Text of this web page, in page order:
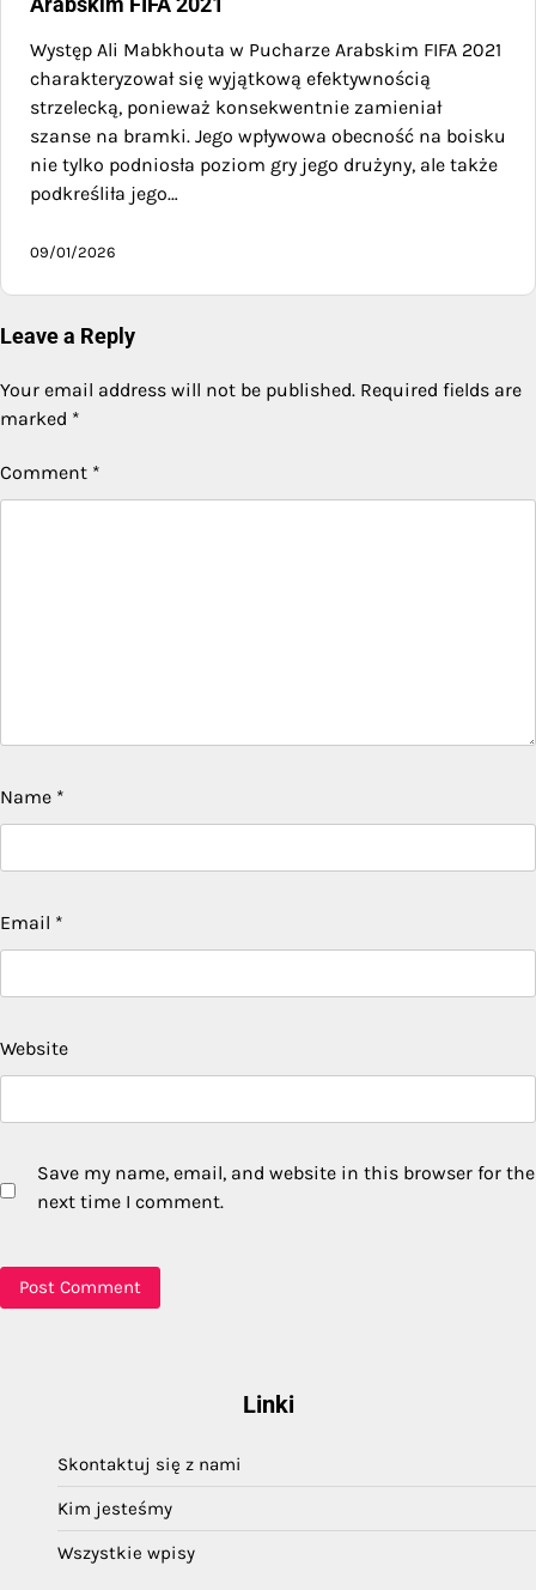
Występ Ali Mabkhouta w Pucharze Arabskim FIFA 2021
charakteryzował się wyjątkową efektywnością
strzelecką, ponieważ konsekwentnie zamieniał
szanse na bramki. Jego wpływowa obecność na boisku
nie tylko podniosła poziom gry jego drużyny, ale także
podkreśliła jego…
09/01/2026
Leave a Reply
Your email address will not be published. Required fields are
marked *
Comment *
Name *
Email *
Website
Save my name, email, and website in this browser for the
next time I comment.
Linki
Skontaktuj się z nami
Kim jesteśmy
Wszystkie wpisy